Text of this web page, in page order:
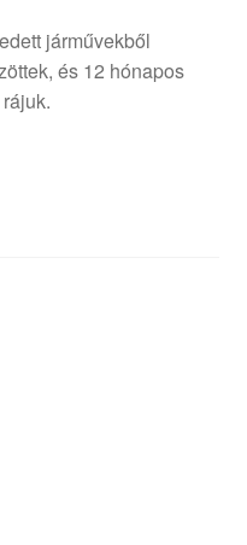
járművekből
és 12 hónapos